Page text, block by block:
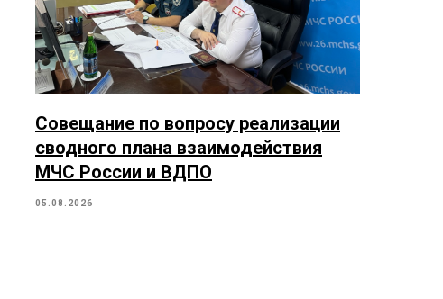
Совещание по вопросу реализации
сводного плана взаимодействия
МЧС России и ВДПО
05.08.2026